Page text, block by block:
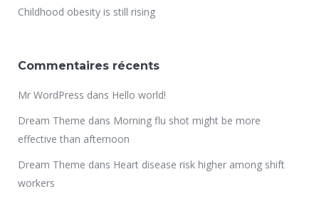
Childhood obesity is still rising
Commentaires récents
Mr WordPress dans Hello world!
Dream Theme dans Morning flu shot might be more
effective than afternoon
Dream Theme dans Heart disease risk higher among shift
workers